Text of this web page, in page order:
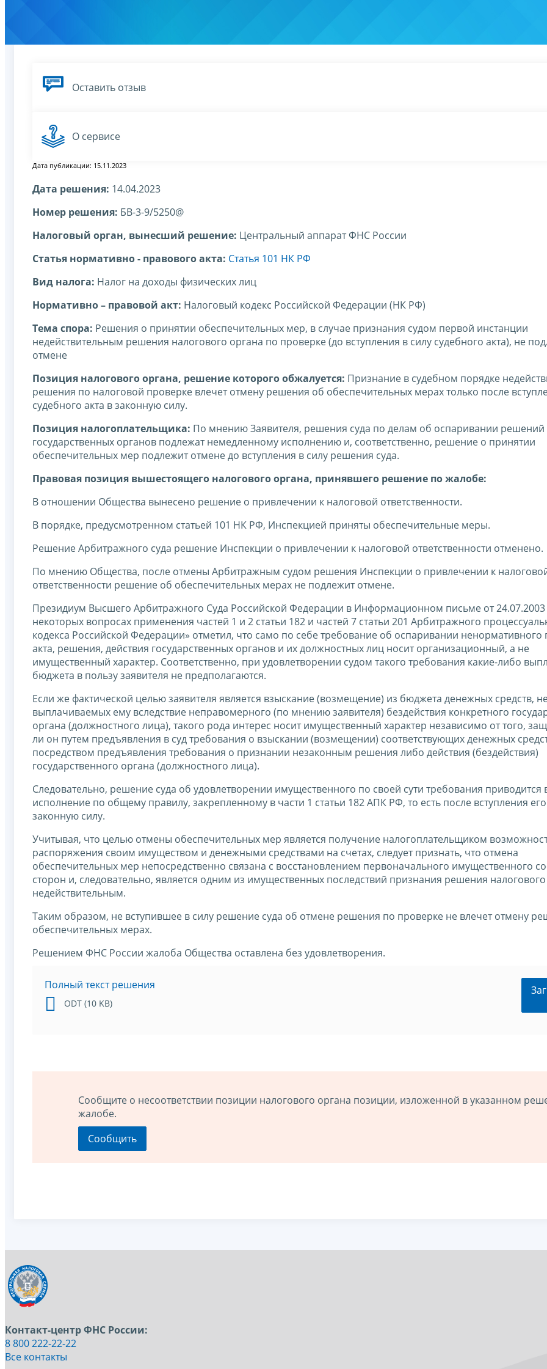
Оставить отзыв
О сервисе
Дата публикации: 15.11.2023
Дата решения: 14.04.2023
Номер решения: БВ-3-9/5250@
Налоговый орган, вынесший решение: Центральный аппарат ФНС России
Статья нормативно - правового акта: Статья 101 НК РФ
Вид налога: Налог на доходы физических лиц
Нормативно – правовой акт: Налоговый кодекс Российской Федерации (НК РФ)
Тема спора: Решения о принятии обеспечительных мер, в случае признания судом первой инстанции
недействительным решения налогового органа по проверке (до вступления в силу судебного акта), не
отмене
Позиция налогового органа, решение которого обжалуется: Признание в судебном порядке
решения по налоговой проверке влечет отмену решения об обеспечительных мерах только после
судебного акта в законную силу.
Позиция налогоплательщика: По мнению Заявителя, решения суда по делам об оспаривании решений
государственных органов подлежат немедленному исполнению и, соответственно, решение о принятии
обеспечительных мер подлежит отмене до вступления в силу решения суда.
Правовая позиция вышестоящего налогового органа, принявшего решение по жалобе:
В отношении Общества вынесено решение о привлечении к налоговой ответственности.
В порядке, предусмотренном статьей 101 НК РФ, Инспекцией приняты обеспечительные меры.
Решение Арбитражного суда решение Инспекции о привлечении к налоговой ответственности отменено.
По мнению Общества, после отмены Арбитражным судом решения Инспекции о привлечении к
ответственности решение об обеспечительных мерах не подлежит отмене.
Президиум Высшего Арбитражного Суда Российской Федерации в Информационном письме от
некоторых вопросах применения частей 1 и 2 статьи 182 и частей 7 статьи 201 Арбитражного
кодекса Российской Федерации» отметил, что само по себе требование об оспаривании ненормативного
акта, решения, действия государственных органов и их должностных лиц носит организационный, а не
имущественный характер. Соответственно, при удовлетворении судом такого требования какие-либо
бюджета в пользу заявителя не предполагаются.
Если же фактической целью заявителя является взыскание (возмещение) из бюджета денежных средств,
выплачиваемых ему вследствие неправомерного (по мнению заявителя) бездействия конкретного
органа (должностного лица), такого рода интерес носит имущественный характер независимо от того,
ли он путем предъявления в суд требования о взыскании (возмещении) соответствующих денежных
посредством предъявления требования о признании незаконным решения либо действия (бездействия)
государственного органа (должностного лица).
Следовательно, решение суда об удовлетворении имущественного по своей сути требования приводится
исполнение по общему правилу, закрепленному в части 1 статьи 182 АПК РФ, то есть после вступления
законную силу.
Учитывая, что целью отмены обеспечительных мер является получение налогоплательщиком
распоряжения своим имуществом и денежными средствами на счетах, следует признать, что отмена
обеспечительных мер непосредственно связана с восстановлением первоначального имущественного
сторон и, следовательно, является одним из имущественных последствий признания решения
недействительным.
Таким образом, не вступившее в силу решение суда об отмене решения по проверке не влечет отмену
обеспечительных мерах.
Решением ФНС России жалоба Общества оставлена без удовлетворения.
Полный текст решения
ODT (10 KB)
Сообщите о несоответствии позиции налогового органа позиции, изложенной в указанном
жалобе.
Контакт-центр ФНС России:
8 800 222-22-22
Все контакты